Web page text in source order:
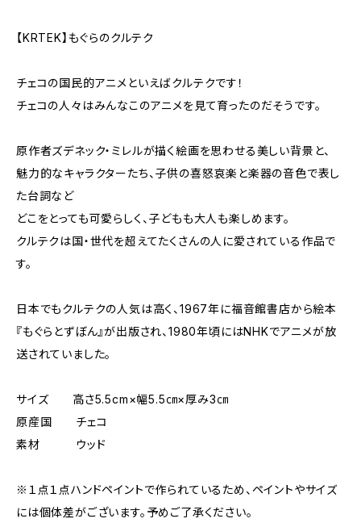
【KRTEK】もぐらのクルテク
チェコの国民的アニメといえばクルテクです！
チェコの人々はみんなこのアニメを見て育ったのだそうです。
原作者ズデネック・ミレルが描く絵画を思わせる美しい背景と、
魅力的なキャラクターたち、子供の喜怒哀楽と楽器の音色で表し
た台詞など
どこをとっても可愛らしく、子どもも大人も楽しめます。
クルテクは国・世代を超えてたくさんの人に愛されている作品で
す。
日本でもクルテクの人気は高く、1967年に福音館書店から絵本
『もぐらとずぼん』が出版され、1980年頃にはNHKでアニメが放
送されていました。
サイズ 高さ5.5cm×幅5.5㎝×厚み3㎝
原産国 チェコ
素材 ウッド
※１点１点ハンドペイントで作られているため、ペイントやサイズ
には個体差がございます。予めご了承ください。